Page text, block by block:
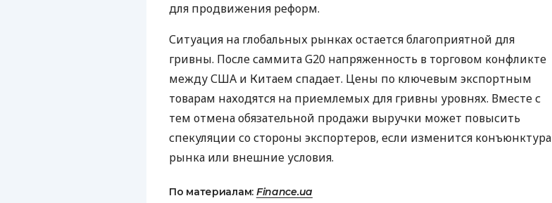
для продвижения реформ.
Ситуация на глобальных рынках остается благоприятной для
гривны. После саммита G20 напряженность в торговом конфликте
междуСША и Китаем спадает. Цены по ключевым экспортным
товарам находятся на приемлемых для гривны уровнях. Вместе с
тем отмена обязательной продажи выручки может повысить
спекуляции со стороны экспортеров, если изменится конъюнктура
рынка или внешние условия.
По материалам: Finance.ua